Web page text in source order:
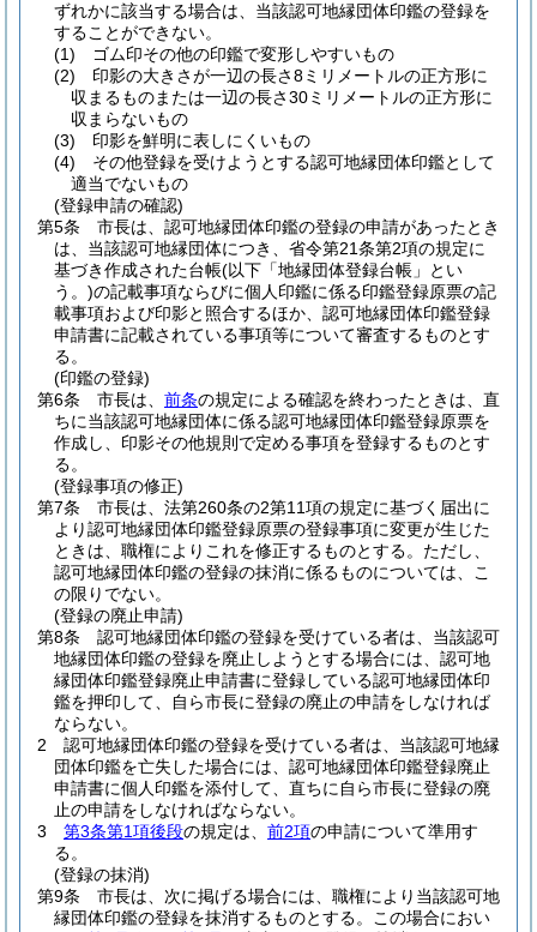
ずれかに該当する場合は、当該認可地縁団体印鑑の登録を
することができない。
(1)
ゴム印その他の印鑑で変形しやすいもの
(2)
印影の大きさが一辺の長さ8ミリメートルの正方形に
収まるものまたは一辺の長さ30ミリメートルの正方形に
収まらないもの
(3)
印影を鮮明に表しにくいもの
(4)
その他登録を受けようとする認可地縁団体印鑑として
適当でないもの
(登録申請の確認)
第5条
市長は、認可地縁団体印鑑の登録の申請があったとき
は、当該認可地縁団体につき、省令第21条第2項の規定に
基づき作成された台帳(以下「地縁団体登録台帳」とい
う。)の記載事項ならびに個人印鑑に係る印鑑登録原票の記
載事項および印影と照合するほか、認可地縁団体印鑑登録
申請書に記載されている事項等について審査するものとす
る。
(印鑑の登録)
第6条
市長は、 前条の規定による確認を終わったときは、直
ちに当該認可地縁団体に係る認可地縁団体印鑑登録原票を
作成し、印影その他規則で定める事項を登録するものとす
る。
(登録事項の修正)
第7条
市長は、法第260条の2第11項の規定に基づく届出に
より認可地縁団体印鑑登録原票の登録事項に変更が生じた
ときは、職権によりこれを修正するものとする。 ただし、
認可地縁団体印鑑の登録の抹消に係るものについては、こ
の限りでない。
(登録の廃止申請)
第8条
認可地縁団体印鑑の登録を受けている者は、当該認可
地縁団体印鑑の登録を廃止しようとする場合には、認可地
縁団体印鑑登録廃止申請書に登録している認可地縁団体印
鑑を押印して、自ら市長に登録の廃止の申請をしなければ
ならない。
2
認可地縁団体印鑑の登録を受けている者は、当該認可地縁
団体印鑑を亡失した場合には、認可地縁団体印鑑登録廃止
申請書に個人印鑑を添付して、直ちに自ら市長に登録の廃
止の申請をしなければならない。
3
第3条第1項後段の規定は、 前2項の申請について準用す
る。
(登録の抹消)
第9条
市長は、次に掲げる場合には、職権により当該認可地
縁団体印鑑の登録を抹消するものとする。
この場合におい